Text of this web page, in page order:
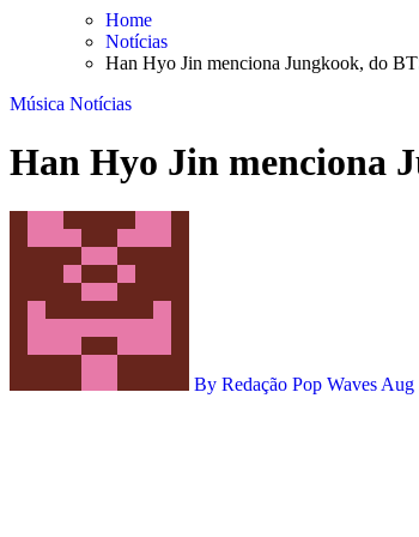
Home
Notícias
Han Hyo Jin menciona Jungkook, do
Música Notícias
Han Hyo Jin menciona
By Redação Pop Waves Aug